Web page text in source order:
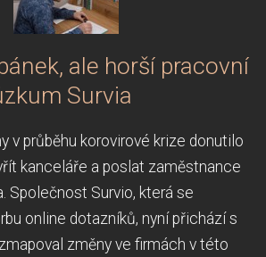
ale horší pracovní
Survia
v průběhu korovirové krize donutilo
kanceláře a poslat zaměstnance
Společnost Survio, která se
online dotazníků, nyní přichází s
změny ve firmách v této